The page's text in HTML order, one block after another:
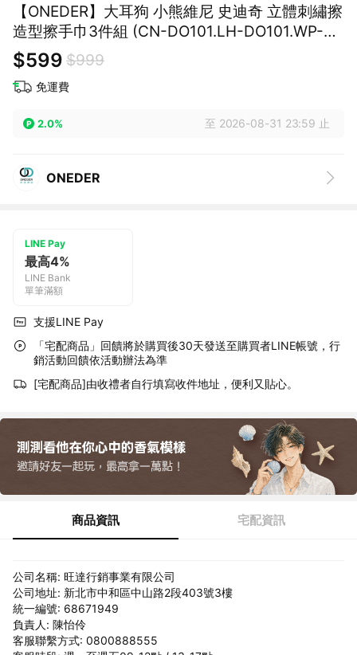
【ONEDER】大耳狗 小熊維尼 史迪奇 立體刺繡擦
造型擦手巾3件組 (CN-DO101.LH-DO101.WP-
DO101)
$599 $999
免運費
2.0% 至 2026-08-31 23:59 止
ONEDER
LINE Pay
最高4%
LINE Bank
單筆滿額
支援LINE Pay
「宅配商品」回饋將於購買後30天發送至購買者LINE帳號，行
銷活動回饋依活動辦法為準
[宅配商品]由收禮者自行填寫收件地址，便利又貼心。
商品資訊 宅配資訊
公司名稱: 旺達行銷事業有限公司
公司地址: 新北市中和區中山路2段403號3樓
統一編號: 68671949
負責人: 陳怡伶
客服聯繫方式: 0800888555